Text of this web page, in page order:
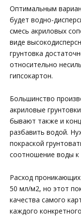
Оптимальным
будет водно-
смесь акриловых
виде
грунтовка
относительно
гипсокартон.
Большинство
акриловые
бывают также и
разбавить водой.
покраской
соотношение воды к
Расход
50 мл/м2, но этот
качества самого
каждого